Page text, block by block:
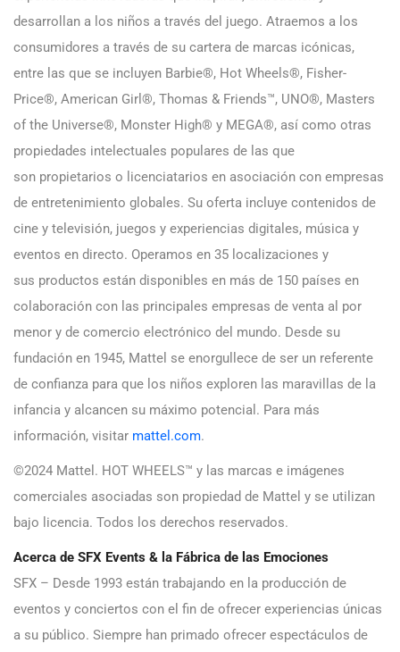
desarrollan a los niños a través del juego. Atraemos a los
consumidores a través de su cartera de marcas icónicas,
entre las que se incluyen Barbie®, Hot Wheels®, Fisher-
Price®, American Girl®, Thomas & Friends™, UNO®, Masters
of the Universe®, Monster High® y MEGA®, así como otras
propiedades intelectuales populares de las que
son propietarios o licenciatarios en asociación con empresas
de entretenimiento globales. Su oferta incluye contenidos de
cine y televisión, juegos y experiencias digitales, música y
eventos en directo. Operamos en 35 localizaciones y
sus productos están disponibles en más de 150 países en
colaboración con las principales empresas de venta al por
menor y de comercio electrónico del mundo. Desde su
fundación en 1945, Mattel se enorgullece de ser un referente
de confianza para que los niños exploren las maravillas de la
infancia y alcancen su máximo potencial. Para más
información, visitar mattel.com.
©2024 Mattel. HOT WHEELS™ y las marcas e imágenes
comerciales asociadas son propiedad de Mattel y se utilizan
bajo licencia. Todos los derechos reservados.
Acerca de SFX Events & la Fábrica de las Emociones
SFX – Desde 1993 están trabajando en la producción de
eventos y conciertos con el fin de ofrecer experiencias únicas
a su público. Siempre han primado ofrecer espectáculos de